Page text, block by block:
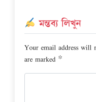
মন্তব্য লিখুন
Your email address will
are marked *